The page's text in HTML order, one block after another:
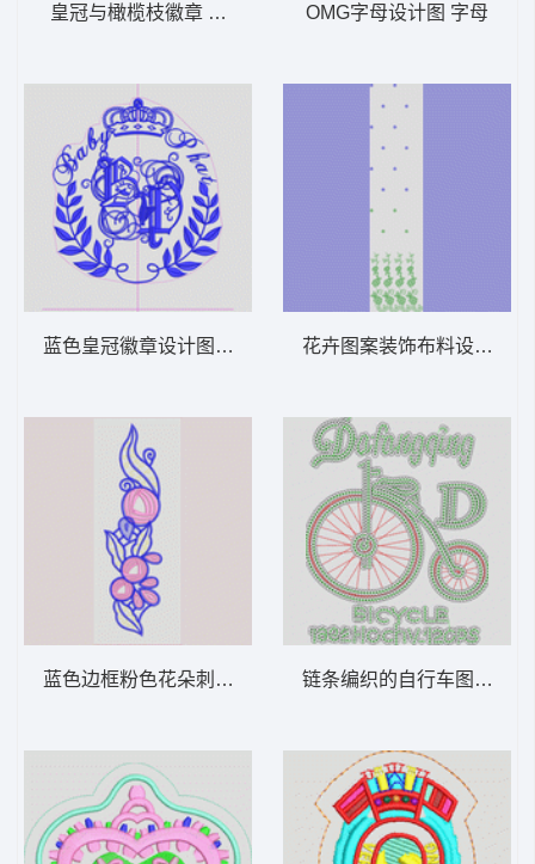
皇冠与橄榄枝徽章 王冠
蓝色皇冠徽章设计图 字母章仔王冠
蓝色边框粉色花朵刺绣图案 朵花
OMG字母设计图 字母
花卉图案装饰布料设计 窗帘
链条编织的自行车图案 亮